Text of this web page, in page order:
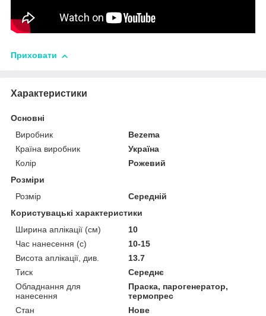
Приховати
Характеристики
Основні
Виробник
Bezema
Країна виробник
Україна
Колір
Рожевий
Розміри
Розмір
Середній
Користувацькі характеристики
Ширина аплікації (см)
10
Час нанесення (с)
10-15
Висота аплікації, див.
13.7
Тиск
Середнє
Обладнання для
нанесення
Праска, парогенератор,
термопрес
Стан
Нове